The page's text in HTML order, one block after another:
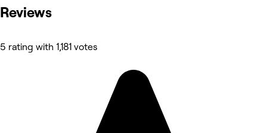
Reviews
5 rating with 1,181 votes